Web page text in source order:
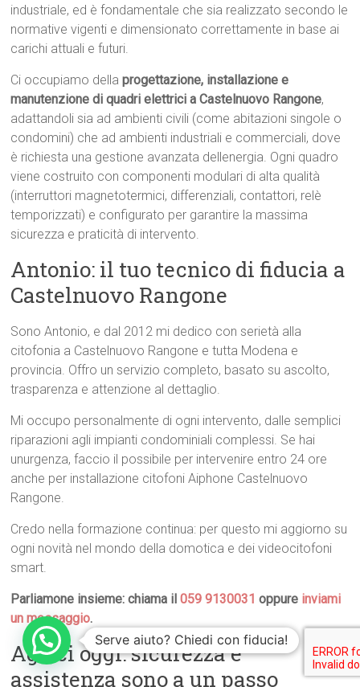
industriale, ed è fondamentale che sia realizzato secondo le
normative vigenti e dimensionato correttamente in base ai
carichi attuali e futuri.
Ci occupiamo dellaprogettazione, installazione e
manutenzione di quadri elettrici a Castelnuovo Rangone,
adattandoli sia ad ambienti civili (come abitazioni singole o
condomini) che ad ambienti industriali e commerciali, dove
è richiesta una gestione avanzata dellenergia. Ogni quadro
viene costruito con componenti modulari di alta qualità
(interruttori magnetotermici, differenziali, contattori, relè
temporizzati) e configurato per garantire la massima
sicurezza e praticità di intervento.
Antonio: il tuo tecnico di fiducia a
Castelnuovo Rangone
Sono Antonio, e dal 2012 mi dedico con serietà alla
citofonia a Castelnuovo Rangone e tutta Modena e
provincia. Offro un servizio completo, basato su ascolto,
trasparenza e attenzione al dettaglio.
Mi occupo personalmente di ogni intervento, dalle semplici
riparazioni agli impianti condominiali complessi. Se hai
unurgenza, faccio il possibile per intervenire entro 24 ore
anche per installazione citofoni Aiphone Castelnuovo
Rangone.
Credo nella formazione continua: per questo mi aggiorno su
ogni novità nel mondo della domotica e dei videocitofoni
smart.
Parliamone insieme: chiama il059 9130031 oppure inviami
un messaggio.
Agisci oggi: sicurezza e
assistenza sono a un passo
Serve aiuto? Chiedi con fiducia!